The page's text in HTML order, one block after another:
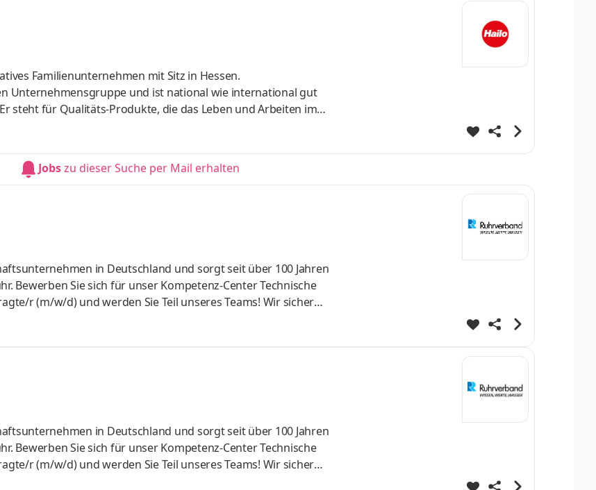
Familienunternehmen mit Sitz in Hessen.
Unternehmensgruppe und ist national wie international gut
steht für Qualitäts-Produkte, die das Leben und Arbeiten im
Lösungen in Bereichen wie Kücheneinbautechnik,
Kontrolle von Online Marketing Maßnahmen anhand der
sowie des Umsat
Jobszu dieser Suche per Mail erhalten
in Deutschland und sorgt seit über 100 Jahren
von 4,6 Millionen Menschen in einem der größten
Wasser für künftige Generationen. Um dieser großen
als 800 technische Anlagen – darunter Talsperren,
in Deutschland und sorgt seit über 100 Jahren
Bewerben Sie sich für unser Kompetenz-Center Technische
r (m/w/d) und werden Sie Teil unseres Teams! Wir sichern
von 4,6 Millionen Menschen in einem der größten